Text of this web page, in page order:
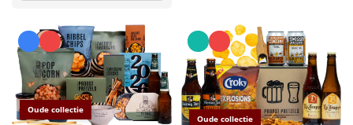
Oude collectie
Oude collectie